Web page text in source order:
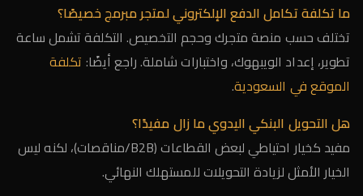
ما تكلفة تكامل الدفع الإلكتروني لمتجر مبرمج خصيصًا؟
تختلف حسب منصة متجرك وحجم التخصيص. التكلفة تشمل ساعة
تطوير، إعداد الويبهوك، واختبارات شاملة. راجع أيضًا: تكلفة
الموقع في السعودية.
هل التحويل البنكي اليدوي ما زال مفيدًا؟
مفيد كخيار احتياطي لبعض القطاعات (B2B/مناقصات)، لكنه ليس
الخيار الأمثل لزيادة التحويلات للمستهلك النهائي.